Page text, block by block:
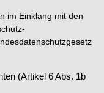
im Einklang mit den
(Artikel 6 Abs. 1b